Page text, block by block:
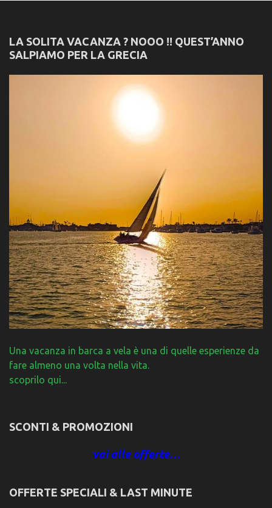
LA SOLITA VACANZA ? NOOO !! QUEST’ANNO
SALPIAMO PER LA GRECIA
Una vacanza in barca a vela è una di quelle esperienze da
fare almeno una volta nella vita.
scoprilo qui...
SCONTI & PROMOZIONI
vai alle offerte…
OFFERTE SPECIALI & LAST MINUTE